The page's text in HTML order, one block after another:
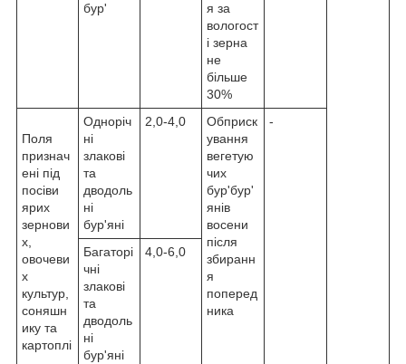
бур'
я за
вологост
і зерна
не
більше
30%
Поля
признач
ені під
посіви
ярих
зернови
х,
овочеви
х
культур,
соняшн
ику та
картоплі
Одноріч
ні
злакові
та
дводоль
ні
бур'яні
2,0-4,0
Обприск
ування
вегетую
чих
бур'бур'
янів
восени
після
збиранн
я
поперед
ника
-
Багаторі
чні
злакові
та
дводоль
ні
бур'яні
4,0-6,0